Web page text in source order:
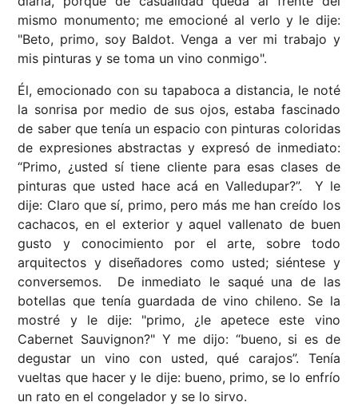
mismo monumento; me emocioné al verlo y le dije:
"Beto, primo, soy Baldot. Venga a ver mi trabajo y
mis pinturas y se toma un vino conmigo".
Él, emocionado con su tapaboca a distancia, le noté
la sonrisa por medio de sus ojos, estaba fascinado
de saber que tenía un espacio con pinturas coloridas
de expresiones abstractas y expresó de inmediato:
“Primo, ¿usted sí tiene cliente para esas clases de
pinturas que usted hace acá en Valledupar?”. Y le
dije: Claro que sí, primo, pero más me han creído los
cachacos, en el exterior y aquel vallenato de buen
gusto y conocimiento por el arte, sobre todo
arquitectos y diseñadores como usted; siéntese y
conversemos. De inmediato le saqué una de las
botellas que tenía guardada de vino chileno. Se la
mostré y le dije: "primo, ¿le apetece este vino
Cabernet Sauvignon?" Y me dijo: “bueno, si es de
degustar un vino con usted, qué carajos”. Tenía
vueltas que hacer y le dije: bueno, primo, se lo enfrío
un rato en el congelador y se lo sirvo.